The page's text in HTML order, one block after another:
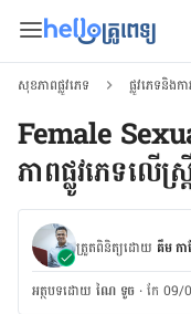
សុខភាពផ្លូវភេទ ផ្លូវភេទនិងកា
Female
ភាពផ្លូវភេទលើស្
ត្រួតពិនិត្យដោយ គឹម ក
អត្ថបទ​ដោយ ណៃ ទូច ·កែ 09/